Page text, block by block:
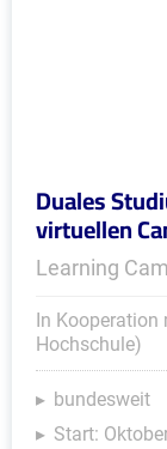
Duales
virtuellen
Learning
In Kooperation
Hochschule)
bundesweit
Start: